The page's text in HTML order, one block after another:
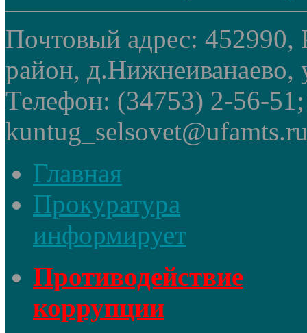
Почтовый адрес: 452990,
район, д.Нижнеиванаево,
Телефон: (34753) 2-56-
Главная
Прокуратура
информирует
Противодействие
коррупции